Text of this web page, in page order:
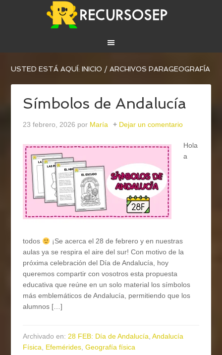
USTED ESTÁ AQUÍ:INICIO / ARCHIVOS PARAGEOGRAFÍA
Símbolos de Andalucía
23 febrero, 2026 por María Dejar un comentario
Hola
a
todos
¡Se acerca el 28 de febrero y en nuestras
aulas ya se respira el aire del sur! Con motivo de la
próxima celebración del Día de Andalucía, hoy
queremos compartir con vosotros esta propuesta
educativa que reúne en un solo material los símbolos
más emblemáticos de Andalucía, permitiendo que los
alumnos […]
Archivado en:28 FEB: Día de Andalucía,Andalucía
Física, Efemérides,Geografía física